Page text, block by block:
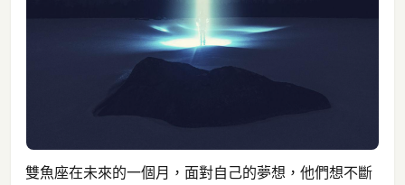
雙魚座在未來的一個月，面對自己的夢想，他們想不斷